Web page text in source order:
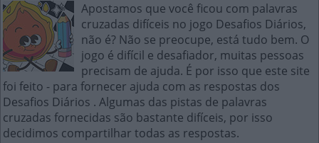
Apostamos que você ficou com palavras
cruzadas difíceis no jogo Desafios Diários,
não é? Não se preocupe, está tudo bem. O
jogo é difícil e desafiador, muitas pessoas
precisam de ajuda. É por isso que este site
foi feito - para fornecer ajuda com as respostas dos
Desafios Diários . Algumas das pistas de palavras
cruzadas fornecidas são bastante difíceis, por isso
decidimos compartilhar todas as respostas.